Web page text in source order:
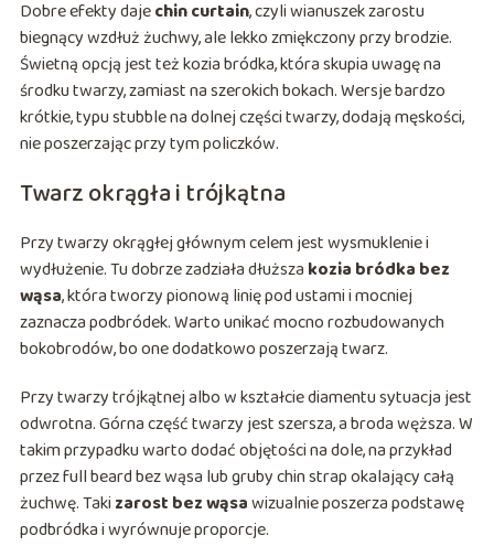
Dobre efekty dajechin curtain, czyli wianuszek zarostu
biegnący wzdłuż żuchwy, ale lekko zmiękczony przy brodzie.
Świetną opcją jest też kozia bródka, która skupia uwagę na
środku twarzy, zamiast na szerokich bokach. Wersje bardzo
krótkie, typu stubble na dolnej części twarzy, dodają męskości,
nie poszerzając przy tym policzków.
Twarz okrągła i trójkątna
Przy twarzy okrągłej głównym celem jest wysmuklenie i
wydłużenie. Tu dobrze zadziała dłuższa kozia bródka bez
wąsa, która tworzy pionową linię pod ustami i mocniej
zaznacza podbródek. Warto unikać mocno rozbudowanych
bokobrodów, bo one dodatkowo poszerzają twarz.
Przy twarzy trójkątnej albo w kształcie diamentu sytuacja jest
odwrotna. Górna część twarzy jest szersza, a broda węższa. W
takim przypadku warto dodać objętości na dole, na przykład
przez full beard bez wąsa lub gruby chin strap okalający całą
żuchwę. Taki zarost bez wąsawizualnie poszerza podstawę
podbródka i wyrównuje proporcje.